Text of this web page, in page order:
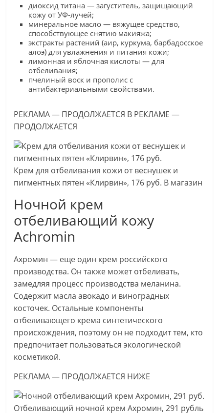
диоксид титана — загуститель, защищающий
кожу от УФ-лучей;
минеральное масло — вяжущее средство,
способствующее снятию макияжа;
экстракты растений (аир, куркума, барбадосское
алоэ) для увлажнения и питания кожи;
лимонная и яблочная кислоты — для
отбеливания;
пчелиный воск и прополис с
антибактериальными свойствами.
РЕКЛАМА — ПРОДОЛЖАЕТСЯ В РЕКЛАМЕ —
ПРОДОЛЖАЕТСЯ
Крем для отбеливания кожи от веснушек и
пигментных пятен «Клирвин», 176 руб. В магазин
Ночной крем
отбеливающий кожу
Achromin
Ахромин — еще один крем российского
производства. Он также может отбеливать,
замедляя процесс производства меланина.
Содержит масла авокадо и виноградных
косточек. Остальные компоненты
отбеливающего крема синтетического
происхождения, поэтому он не подходит тем, кто
предпочитает пользоваться экологической
косметикой.
РЕКЛАМА — ПРОДОЛЖАЕТСЯ НИЖЕ
Отбеливающий ночной крем Ахромин, 291 рубль